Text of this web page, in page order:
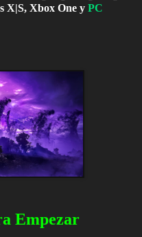
X|S, Xbox One y PC
Empezar